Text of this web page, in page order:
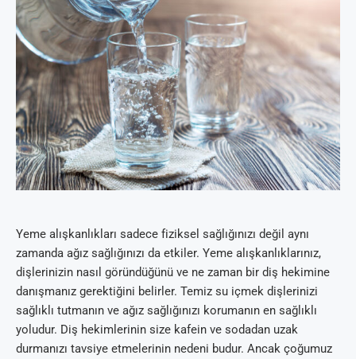
Yeme alışkanlıkları sadece fiziksel sağlığınızı değil aynı
zamanda ağız sağlığınızı da etkiler. Yeme alışkanlıklarınız,
dişlerinizin nasıl göründüğünü ve ne zaman bir diş hekimine
danışmanız gerektiğini belirler. Temiz su içmek dişlerinizi
sağlıklı tutmanın ve ağız sağlığınızı korumanın en sağlıklı
yoludur. Diş hekimlerinin size kafein ve sodadan uzak
durmanızı tavsiye etmelerinin nedeni budur. Ancak çoğumuz